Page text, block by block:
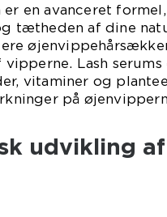
er en avanceret
tætheden af dine
vipperne. Lash
vitaminer og
på
udvikling